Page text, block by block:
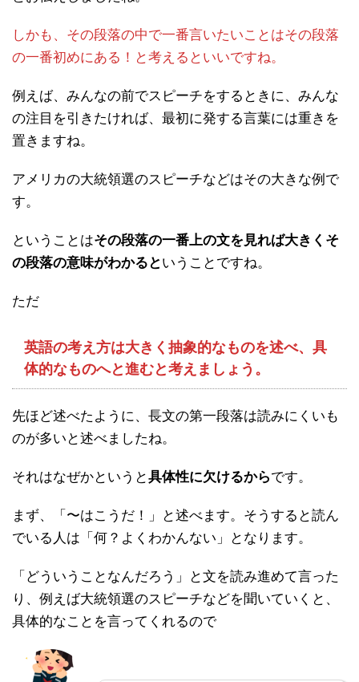
しかも、その段落の中で一番言いたいことはその段落
の一番初めにある！と考えるといいですね。
例えば、みんなの前でスピーチをするときに、みんな
の注目を引きたければ、最初に発する言葉には重きを
置きますね。
アメリカの大統領選のスピーチなどはその大きな例で
す。
ということはその段落の一番上の文を見れば大きくそ
の段落の意味がわかるということですね。
ただ
英語の考え方は大きく抽象的なものを述べ、具
体的なものへと進むと考えましょう。
先ほど述べたように、長文の第一段落は読みにくいも
のが多いと述べましたね。
それはなぜかというと具体性に欠けるからです。
まず、「〜はこうだ！」と述べます。そうすると読ん
でいる人は「何？よくわかんない」となります。
「どういうことなんだろう」と文を読み進めて言った
り、例えば大統領選のスピーチなどを聞いていくと、
具体的なことを言ってくれるので